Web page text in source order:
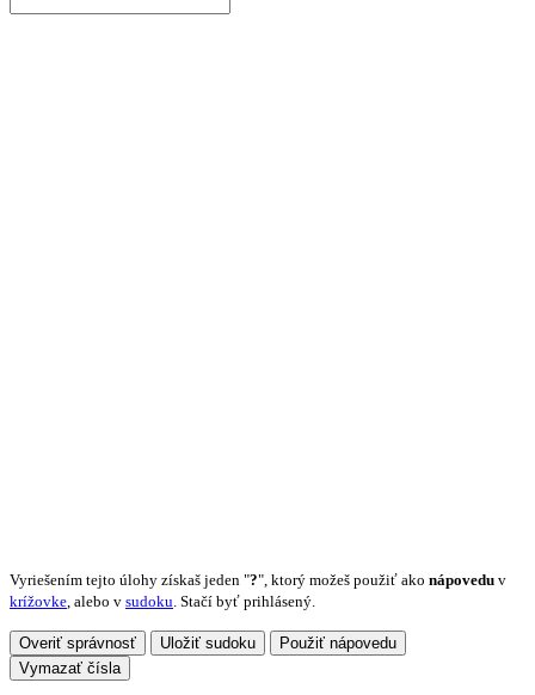
Vyriešením tejto úlohy získaš jeden "?", ktorý možeš použiť ako nápovedu v
krížovke, alebo v sudoku. Stačí byť prihlásený.